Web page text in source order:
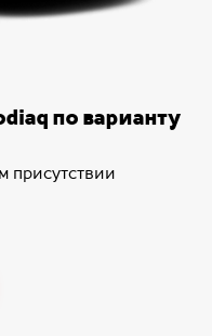
по варианту
присутствии